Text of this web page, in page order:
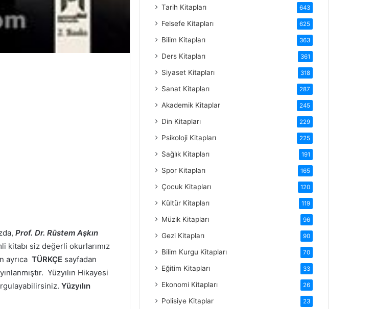
Prof. Dr. Rüstem Aşkın
kitabı siz değerli okurlarımız
ayrıca TÜRKÇE sayfadan
Yüzyılın Hikayesi
Yüzyılın
Tarih Kitapları 643
Felsefe Kitapları 625
Bilim Kitapları 363
Ders Kitapları 361
Siyaset Kitapları 318
Sanat Kitapları 287
Akademik Kitaplar 245
Din Kitapları 229
Psikoloji Kitapları 225
Sağlık Kitapları 191
Spor Kitapları 165
Çocuk Kitapları 120
Kültür Kitapları 119
Müzik Kitapları 96
Gezi Kitapları 90
Bilim Kurgu Kitapları 70
Eğitim Kitapları 33
Ekonomi Kitapları 26
Polisiye Kitaplar 23